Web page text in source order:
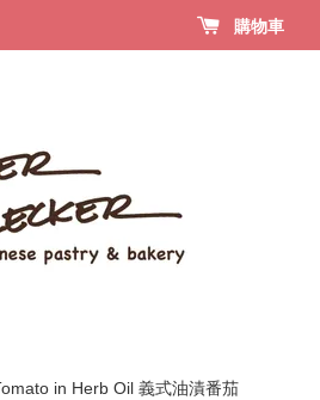
購物車
in Herb Oil 義式油漬番茄